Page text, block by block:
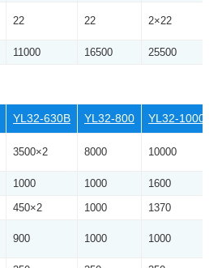
22 22 2×22
11000 16500 25500
YL32-630B YL32-800 YL32-1000
3500×2 8000 10000
1000 1000 1600
450×2 1000 1370
900 1000 1000